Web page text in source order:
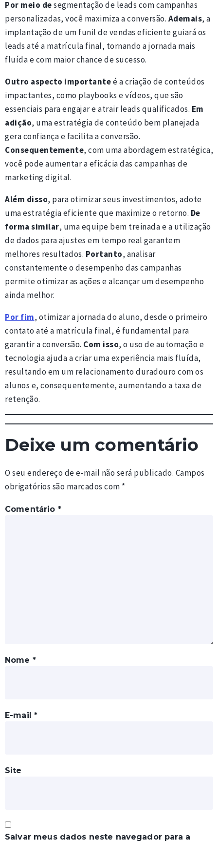
Por meio desegmentação de leads com campanhas
personalizadas, você maximiza a conversão. Ademais, a
implantação de um funil de vendas eficiente guiará os
leads até a matrícula final, tornando a jornada mais
fluída e com maior chance de sucesso.
Outro aspecto importanteé a criação de conteúdos
impactantes, como playbooks e vídeos, que são
essenciais para engajar e atrair leads qualificados. Em
adição, uma estratégia de conteúdo bem planejada
gera confiança e facilita a conversão.
Consequentemente, com uma abordagem estratégica,
você pode aumentar a eficácia das campanhas de
marketing digital.
Além disso, para otimizar seus investimentos, adote
uma estratégia eficiente que maximize o retorno. De
forma similar, uma equipe bem treinada e a utilização
de dados para ajustes em tempo real garantem
melhores resultados. Portanto, analisar
constantemente o desempenho das campanhas
permite otimizar as ações e alcançar um desempenho
ainda melhor.
Por fim, otimizar a jornada do aluno, desde o primeiro
contato até a matrícula final, é fundamental para
garantir a conversão. Com isso, o uso de automação e
tecnologia ajuda a criar uma experiência mais fluída,
resultando em um relacionamento duradouro com os
alunos e, consequentemente, aumentando a taxa de
retenção.
Deixe um comentário
O seu endereço de e-mail não será publicado. Campos
obrigatórios são marcados com *
Comentário *
Nome *
E-mail*
Site
Salvar meus dados neste navegador para a